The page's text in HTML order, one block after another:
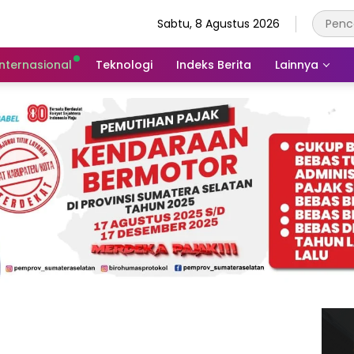
Sabtu, 8 Agustus 2026
Teknologi Indeks Berita Lainnya